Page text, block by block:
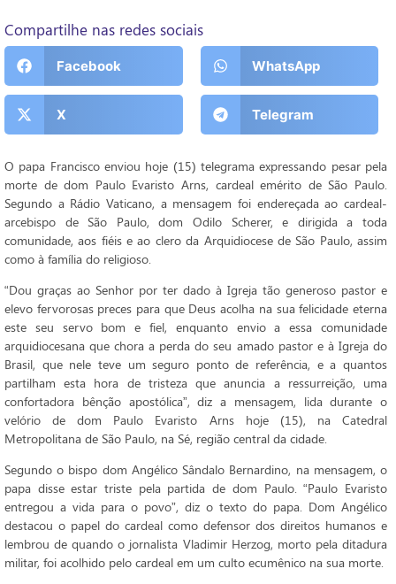
Compartilhe nas redes sociais
Facebook WhatsApp
X Telegram
O papa Francisco enviou hoje (15) telegrama expressando pesar pela
morte de dom Paulo Evaristo Arns, cardeal emérito de São Paulo.
Segundo a Rádio Vaticano, a mensagem foi endereçada ao cardeal-
arcebispo de São Paulo, dom Odilo Scherer, e dirigida a toda
comunidade, aos fiéis e ao clero da Arquidiocese de São Paulo, assim
como à família do religioso.
“Dou graças ao Senhor por ter dado à Igreja tão generoso pastor e
elevo fervorosas preces para que Deus acolha na sua felicidade eterna
este seu servo bom e fiel, enquanto envio a essa comunidade
arquidiocesana que chora a perda do seu amado pastor e à Igreja do
Brasil, que nele teve um seguro ponto de referência, e a quantos
partilham esta hora de tristeza que anuncia a ressurreição, uma
confortadora bênção apostólica”, diz a mensagem, lida durante o
velório de dom Paulo Evaristo Arns hoje (15), na Catedral
Metropolitana de São Paulo, na Sé, região central da cidade.
Segundo o bispo dom Angélico Sândalo Bernardino, na mensagem, o
papa disse estar triste pela partida de dom Paulo. “Paulo Evaristo
entregou a vida para o povo”, diz o texto do papa. Dom Angélico
destacou o papel do cardeal como defensor dos direitos humanos e
lembrou de quando o jornalista Vladimir Herzog, morto pela ditadura
militar, foi acolhido pelo cardeal em um culto ecumênico na sua morte.